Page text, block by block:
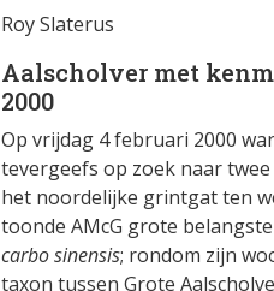
Roy Slaterus
Aalscholver met
2000
Op vrijdag 4 februari 2000
tevergeefs op zoek naar
het noordelijke grintgat ten
toonde AMcG grote
carbo sinensis; rondom zijn
taxon tussen Grote